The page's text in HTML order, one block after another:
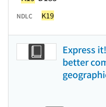
NDLC K19
Express
better